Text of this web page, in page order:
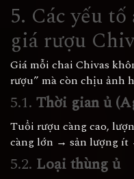
5. Các yếu
giá rượu
Giá mỗi chai Chivas
rượu” mà còn chịu ảnh
5.1. Thời gian ủ
Tuổi rượu càng cao,
càng lớn → sản lượng ít
5.2. Loại thùng ủ